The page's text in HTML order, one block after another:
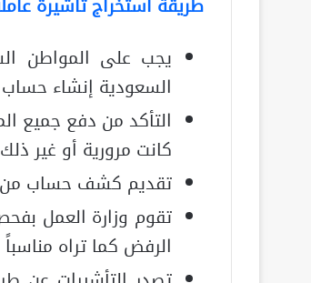
يجب على المواطن
السعودية إنشاء
التأكد من دفع جميع
كانت مرورية أو غير
تقديم كشف حساب من بنك
تقوم وزارة العمل
الرفض كما تراه